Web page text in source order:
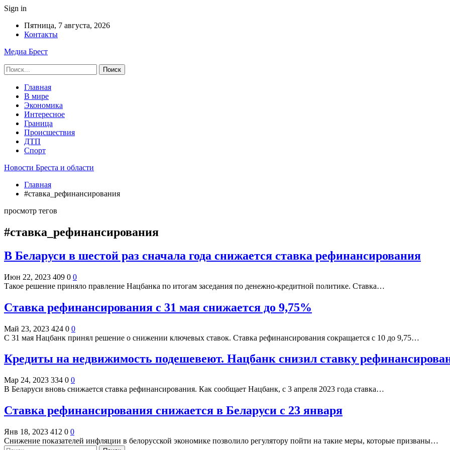
Sign in
Пятница, 7 августа, 2026
Контакты
Медиа Брест
Главная
В мире
Экономика
Интересное
Граница
Происшествия
ДТП
Спорт
Новости Бреста и области
Главная
#ставка_рефинансирования
просмотр тегов
#ставка_рефинансирования
В Беларуси в шестой раз сначала года снижается ставка рефинансирования
Июн 22, 2023 409 0 0
Такое решение приняло правление Нацбанка по итогам заседания по денежно-кредитной политике. Ставка…
Ставка рефинансирования с 31 мая снижается до 9,75%
Май 23, 2023 424 0 0
С 31 мая Нацбанк принял решение о снижении ключевых ставок. Ставка рефинансирования сокращается с 10 до 9,75…
Кредиты на недвижимость подешевеют. Нацбанк снизил ставку
Мар 24, 2023 334 0 0
В Беларуси вновь снижается ставка рефинансирования. Как сообщает Нацбанк, с 3 апреля 2023 года ставка…
Ставка рефинансирования снижается в Беларуси с 23 января
Янв 18, 2023 412 0 0
Снижение показателей инфляции в белорусской экономике позволило регулятору пойти на такие меры, которые призваны…